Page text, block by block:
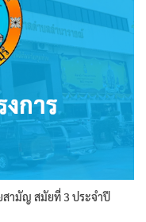
ามัญ สมัยที่ 3 ประจำปี